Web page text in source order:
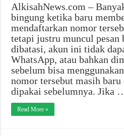
AlkisahNews.com –
bingung ketika baru
mendaftarkan nomor
tetapi justru muncul pesan
dibatasi, akun ini tidak
WhatsApp, atau bahkan
sebelum bisa
nomor tersebut masih baru
dipakai sebelumnya. Jika
Read More »